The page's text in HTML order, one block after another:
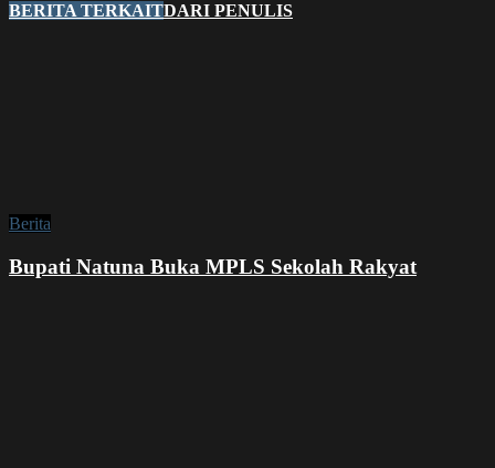
BERITA TERKAITDARI PENULIS
Berita
Bupati Natuna Buka MPLS Sekolah Rakyat